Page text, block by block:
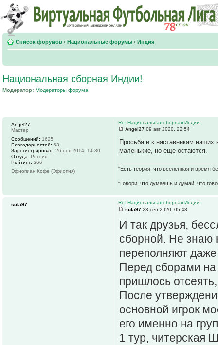
Список форумов ‹ Национальные форумы ‹ Индия
Национальная сборная Индии!
Модератор: Модераторы форума
Re: Национальная сборная Индии!
Angel27 09 авг 2020, 22:54
Просьба и к наставникам
маленькие, но еще остаются.
"Есть теория, что вселенная и время
"Говори, что думаешь и думай, что
Angel27
Мастер
Сообщений: 1625
Благодарностей: 63
Зарегистрирован: 26 ноя 2014, 14:30
Откуда: Россия
Рейтинг: 366
Эфиопиан Кофе (Эфиопия)
Re: Национальная сборная Индии!
sula97 23 сен 2020, 05:48
И так друзья,
сборной. Не знаю
переполняют даже
Перед сборами на
пришлось
После
основной игрок
его именно на
1 тур, читерская
sula97